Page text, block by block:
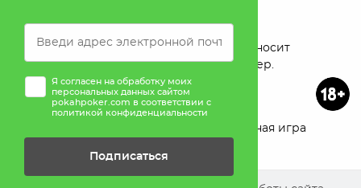
Pokah не проводит игры на деньги. Сайт носит
исключительно информационный характер.
Ответственная игра
Я согласен на обработку моих
персональных данных сайтом
pokahpoker.com в соответствии с
политикой конфиденциальности
Подписаться